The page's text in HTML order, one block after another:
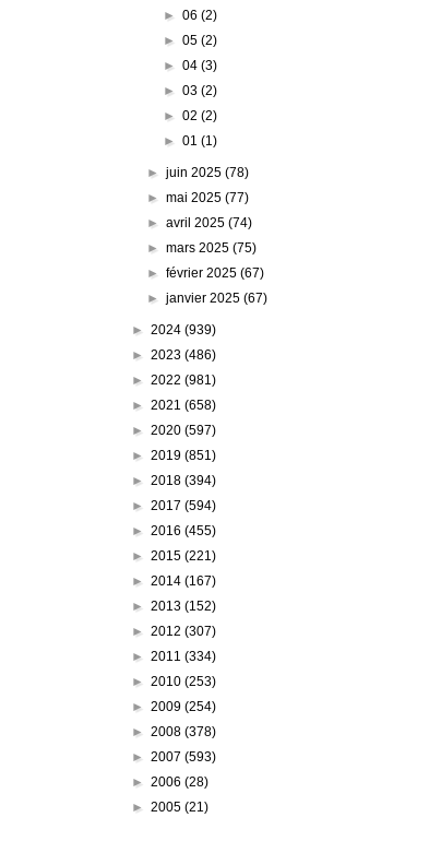
► 06 (2)
► 05 (2)
► 04 (3)
► 03 (2)
► 02 (2)
► 01 (1)
►juin 2025(78)
►mai 2025(77)
►avril 2025(74)
►mars 2025(75)
►février 2025(67)
►janvier 2025(67)
► 2024 (939)
► 2023 (486)
► 2022 (981)
► 2021 (658)
► 2020 (597)
► 2019 (851)
► 2018 (394)
► 2017 (594)
► 2016 (455)
► 2015 (221)
► 2014 (167)
► 2013 (152)
► 2012 (307)
► 2011 (334)
► 2010 (253)
► 2009 (254)
► 2008 (378)
► 2007 (593)
► 2006 (28)
► 2005 (21)